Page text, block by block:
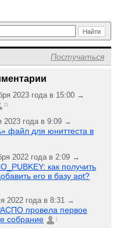
Постучаться
2023 года в 15:00 →
21
2023 года в 9:09 →
файл для юниттеста в
2022 года в 2:09 →
как получить
его в базу apt?
2022 года в 8:31 →
провела первое
собрание
1